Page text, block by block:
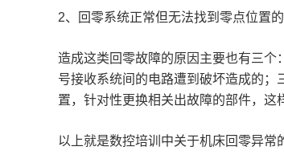
2、回零系统正常但无法找到零点位置
造成这类回零故障的原因主要也有三
号接收系统间的电路遭到破坏造成的
置，针对性更换相关出故障的部件，这
以上就是数控培训中关于机床回零异常